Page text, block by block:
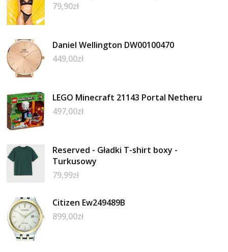
79,90zł
Daniel Wellington DW00100470
449,00zł
LEGO Minecraft 21143 Portal Netheru
497,00zł
Reserved - Gładki T-shirt boxy -
Turkusowy
79,99zł
Citizen Ew249489B
899,00zł